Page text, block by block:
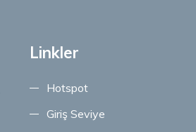
Linkler
Hotspot
Giriş Seviye